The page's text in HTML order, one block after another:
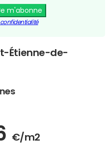
m'abonne
confidentialité
Étienne-de-
€/m2